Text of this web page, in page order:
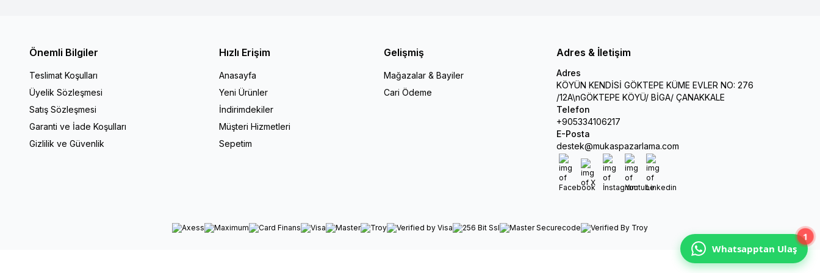
Whatsapptan Ulaş
1
Önemli Bilgiler
Teslimat Koşulları
Üyelik Sözleşmesi
Satış Sözleşmesi
Garanti ve İade Koşulları
Gizlilik ve Güvenlik
Hızlı Erişim
Anasayfa
Yeni Ürünler
İndirimdekiler
Müşteri Hizmetleri
Sepetim
Gelişmiş
Mağazalar & Bayiler
Cari Ödeme
Adres & İletişim
Adres
KÖYÜN KENDİSİ GÖKTEPE KÜME EVLER NO: 276
/12A\nGÖKTEPE KÖYÜ/ BİGA/ ÇANAKKALE
Telefon
+905334106217
E-Posta
destek@mukaspazarlama.com
Facebook
X İnstagram
Youtube